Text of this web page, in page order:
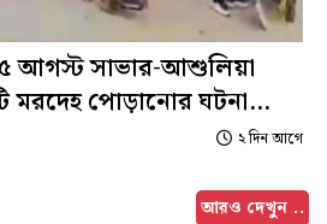
৫ আগস্ট সাভার-আশুলিয়া
মরদেহ পোড়ানোর ঘটনা
২ দিন আগে
আরও দেখুন ..